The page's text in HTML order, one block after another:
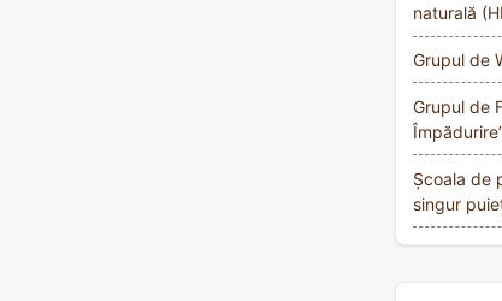
naturală
Grupul de
Grupul de
Școala de
singur